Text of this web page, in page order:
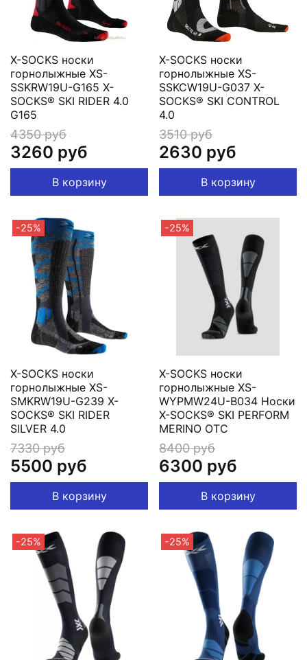
X-SOCKS носки
горнолыжные XS-
SSKRW19U-G165 X-
SOCKS® SKI RIDER 4.0
G165
4350 руб
3260 руб
В корзину
X-SOCKS носки
горнолыжные XS-
SSKCW19U-G037 X-
SOCKS® SKI CONTROL
4.0
3510 руб
2630 руб
В корзину
-25%
X-SOCKS носки
горнолыжные XS-
SMKRW19U-G239 X-
SOCKS® SKI RIDER
SILVER 4.0
7330 руб
5500 руб
В корзину
-25%
X-SOCKS носки
горнолыжные XS-
WYPMW24U-B034 Носки
X-SOCKS® SKI PERFORM
MERINO OTC
8400 руб
6300 руб
В корзину
-25% -25%